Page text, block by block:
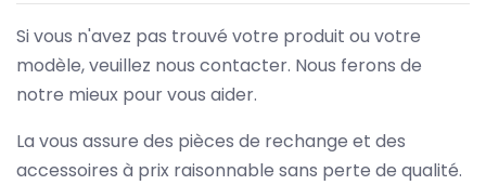
Si vous n'avez pas trouvé votre produit ou votre
modèle, veuillez nous contacter. Nous ferons de
notre mieux pour vous aider.
La vous assure des pièces de rechange et des
accessoires à prix raisonnable sans perte de qualité.